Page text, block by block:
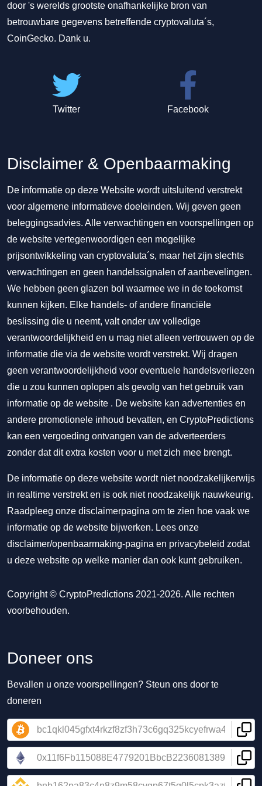
door 's werelds grootste onafhankelijke bron van
betrouwbare gegevens betreffende cryptovaluta´s,
CoinGecko. Dank u.
Twitter Facebook
Disclaimer & Openbaarmaking
De informatie op deze Website wordt uitsluitend verstrekt
voor algemene informatieve doeleinden. Wij geven geen
beleggingsadvies. Alle verwachtingen en voorspellingen op
de website vertegenwoordigen een mogelijke
prijsontwikkeling van cryptovaluta´s, maar het zijn slechts
verwachtingen en geen handelssignalen of aanbevelingen.
We hebben geen glazen bol waarmee we in de toekomst
kunnen kijken. Elke handels- of andere financiële
beslissing die u neemt, valt onder uw volledige
verantwoordelijkheid en u mag niet alleen vertrouwen op de
informatie die via de website wordt verstrekt. Wij dragen
geen verantwoordelijkheid voor eventuele handelsverliezen
die u zou kunnen oplopen als gevolg van het gebruik van
informatie op de website . De website kan advertenties en
andere promotionele inhoud bevatten, en CryptoPredictions
kan een vergoeding ontvangen van de adverteerders
zonder dat dit extra kosten voor u met zich mee brengt.
De informatie op deze website wordt niet noodzakelijkerwijs
in realtime verstrekt en is ook niet noodzakelijk nauwkeurig.
Raadpleeg onze disclaimerpagina om te zien hoe vaak we
informatie op de website bijwerken. Lees onze
disclaimer/openbaarmaking-pagina en privacybeleid zodat
u deze website op welke manier dan ook kunt gebruiken.
Copyright © CryptoPredictions 2021-2026. Alle rechten
voorbehouden.
Doneer ons
Bevallen u onze voorspellingen? Steun ons door te
doneren